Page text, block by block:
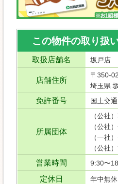
この物件の取り扱
取扱店舗名 坂戸店
店舗住所
〒350-
埼玉県
免許番号 国土交
所属団体
（公社
（公社
（一社
（公社
営業時間 9:30〜
定休日 年中無